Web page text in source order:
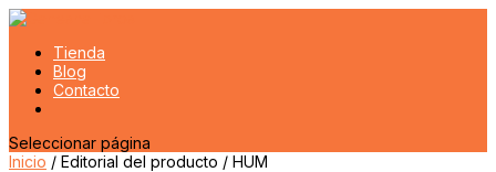
Tienda
Blog
Contacto
Seleccionar página
Inicio / Editorial del producto / HUM